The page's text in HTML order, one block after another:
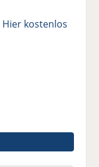
Hier kostenlos